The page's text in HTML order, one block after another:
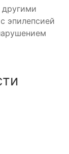
другими
эпилепсией